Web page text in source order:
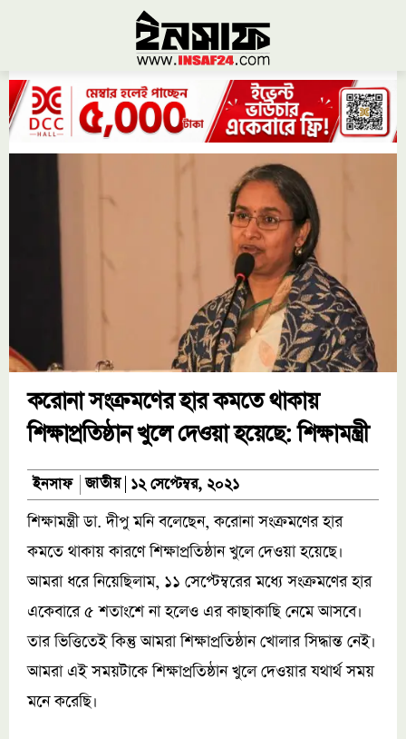
করোনা সংক্রমণের হার কমতে থাকায়
শিক্ষাপ্রতিষ্ঠান খুলে দেওয়া হয়েছে: শিক্ষামন্ত্রী
ইনসাফ জাতীয় ১২ সেপ্টেম্বর, ২০২১
শিক্ষামন্ত্রী ডা. দীপু মনি বলেছেন, করোনা সংক্রমণের হার
কমতে থাকায় কারণে শিক্ষাপ্রতিষ্ঠান খুলে দেওয়া হয়েছে।
আমরা ধরে নিয়েছিলাম, ১১ সেপ্টেম্বরের মধ্যে সংক্রমণের হার
একেবারে ৫ শতাংশে না হলেও এর কাছাকাছি নেমে আসবে।
তার ভিত্তিতেই কিন্তু আমরা শিক্ষাপ্রতিষ্ঠান খোলার সিদ্ধান্ত নেই।
আমরা এই সময়টাকে শিক্ষাপ্রতিষ্ঠান খুলে দেওয়ার যথার্থ সময়
মনে করেছি।